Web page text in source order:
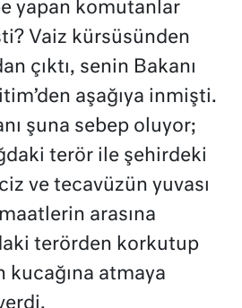
yapan komutanlar
Vaiz kürsüsünden
çıktı, senin Bakanı
aşağıya inmişti.
şuna sebep oluyor;
terör ile şehirdeki
ve tecavüzün yuvası
arasına
terörden korkutup
kucağına atmaya